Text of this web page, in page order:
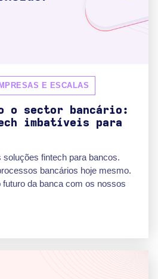
E ESCALAS
o sector bancário:
imbatíveis para
fintech para bancos.
bancários hoje mesmo.
futuro da banca com os nossos